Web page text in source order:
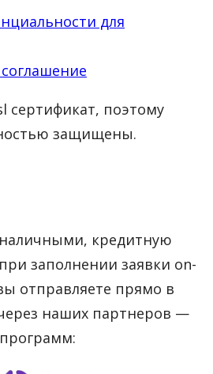
для
сертификат, поэтому
защищены.
кредитную
заполнении заявки on-
отправляете прямо в
наших партнеров —